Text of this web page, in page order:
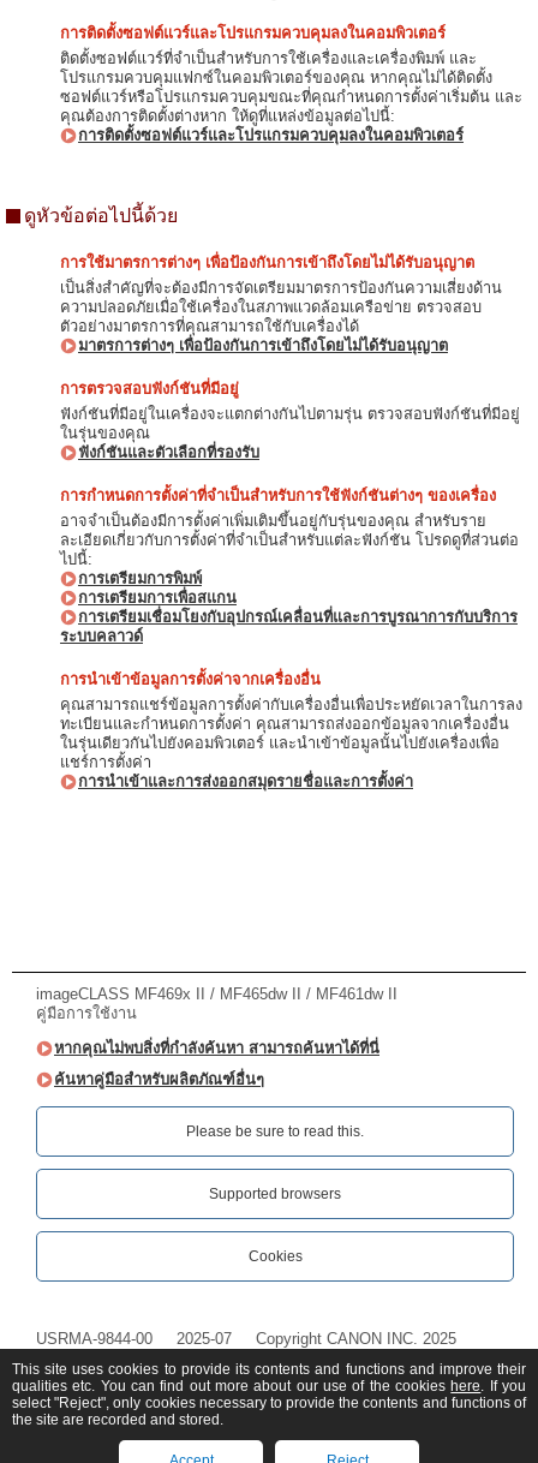
การติดตั้งซอฟต์แวร์และโปรแกรมควบคุมลงในคอมพิวเตอร์
ติดตั้งซอฟต์แวร์ที่จำเป็นสำหรับการใช้เครื่องและเครื่องพิมพ์ และ
โปรแกรมควบคุมแฟกซ์ในคอมพิวเตอร์ของคุณ หากคุณไม่ได้ติดตั้ง
ซอฟต์แวร์หรือโปรแกรมควบคุมขณะที่คุณกำหนดการตั้งค่าเริ่มต้น และ
คุณต้องการติดตั้งต่างหาก ให้ดูที่แหล่งข้อมูลต่อไปนี้:
การติดตั้งซอฟต์แวร์และโปรแกรมควบคุมลงในคอมพิวเตอร์
ดูหัวข้อต่อไปนี้ด้วย
การใช้มาตรการต่างๆ เพื่อป้องกันการเข้าถึงโดยไม่ได้รับอนุญาต
เป็นสิ่งสำคัญที่จะต้องมีการจัดเตรียมมาตรการป้องกันความเสี่ยงด้าน
ความปลอดภัยเมื่อใช้เครื่องในสภาพแวดล้อมเครือข่าย ตรวจสอบ
ตัวอย่างมาตรการที่คุณสามารถใช้กับเครื่องได้
มาตรการต่างๆ เพื่อป้องกันการเข้าถึงโดยไม่ได้รับอนุญาต
การตรวจสอบฟังก์ชันที่มีอยู่
ฟังก์ชันที่มีอยู่ในเครื่องจะแตกต่างกันไปตามรุ่น ตรวจสอบฟังก์ชันที่มีอยู่
ในรุ่นของคุณ
ฟังก์ชันและตัวเลือกที่รองรับ
การกำหนดการตั้งค่าที่จำเป็นสำหรับการใช้ฟังก์ชันต่างๆ ของเครื่อง
อาจจำเป็นต้องมีการตั้งค่าเพิ่มเติมขึ้นอยู่กับรุ่นของคุณ สำหรับราย
ละเอียดเกี่ยวกับการตั้งค่าที่จำเป็นสำหรับแต่ละฟังก์ชัน โปรดดูที่ส่วนต่อ
ไปนี้:
การเตรียมการพิมพ์
การเตรียมการเพื่อสแกน
การเตรียมเชื่อมโยงกับอุปกรณ์เคลื่อนที่และการบูรณาการกับบริการ
ระบบคลาวด์
การนำเข้าข้อมูลการตั้งค่าจากเครื่องอื่น
คุณสามารถแชร์ข้อมูลการตั้งค่ากับเครื่องอื่นเพื่อประหยัดเวลาในการลง
ทะเบียนและกำหนดการตั้งค่า คุณสามารถส่งออกข้อมูลจากเครื่องอื่น
ในรุ่นเดียวกันไปยังคอมพิวเตอร์ และนำเข้าข้อมูลนั้นไปยังเครื่องเพื่อ
แชร์การตั้งค่า
การนำเข้าและการส่งออกสมุดรายชื่อและการตั้งค่า
imageCLASS MF469x II / MF465dw II / MF461dw II
คู่มือการใช้งาน
หากคุณไม่พบสิ่งที่กำลังค้นหา สามารถค้นหาได้ที่นี่
ค้นหาคู่มือสำหรับผลิตภัณฑ์อื่นๆ
Please be sure to read this.‎
Supported browsers
Cookies
USRMA-9844-00 2025-07 Copyright CANON INC. 2025
This site uses cookies to provide its contents and functions and improve their
qualities etc. You can find out more about our use of the cookies here. If you
select "Reject", only cookies necessary to provide the contents and functions of
the site are recorded and stored.